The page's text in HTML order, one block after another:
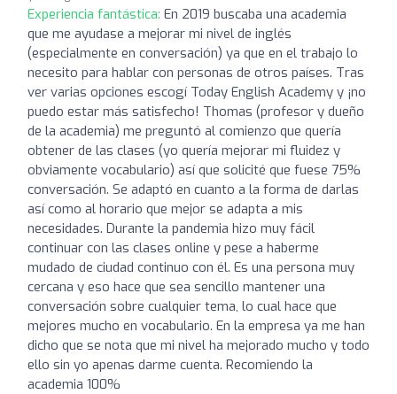
Experiencia fantástica: En 2019 buscaba una academia
que me ayudase a mejorar mi nivel de inglés
(especialmente en conversación) ya que en el trabajo lo
necesito para hablar con personas de otros países. Tras
ver varias opciones escogí Today English Academy y ¡no
puedo estar más satisfecho! Thomas (profesor y dueño
de la academia) me preguntó al comienzo que quería
obtener de las clases (yo quería mejorar mi fluidez y
obviamente vocabulario) así que solicité que fuese 75%
conversación. Se adaptó en cuanto a la forma de darlas
así como al horario que mejor se adapta a mis
necesidades. Durante la pandemia hizo muy fácil
continuar con las clases online y pese a haberme
mudado de ciudad continuo con él. Es una persona muy
cercana y eso hace que sea sencillo mantener una
conversación sobre cualquier tema, lo cual hace que
mejores mucho en vocabulario. En la empresa ya me han
dicho que se nota que mi nivel ha mejorado mucho y todo
ello sin yo apenas darme cuenta. Recomiendo la
academia 100%